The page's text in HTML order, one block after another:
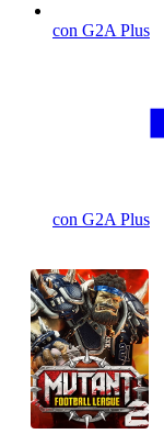
con G2A Plus
con G2A Plus